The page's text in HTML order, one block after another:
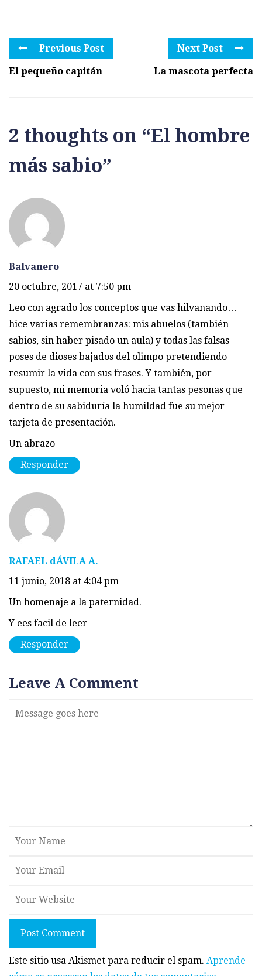
Previous Post
El pequeño capitán
Next Post
La mascota perfecta
2 thoughts on “El hombre
más sabio”
Balvanero
20 octubre, 2017 at 7:50 pm
Leo con agrado los conceptos que vas hilvanando…
hice varias remembranzas: mis abuelos (también
sabios, sin haber pisado un aula) y todas las falsas
poses de dioses bajados del olimpo pretendiendo
resumir la vida con sus frases. Y también, por
supuesto, mi memoria voló hacia tantas pesonas que
dentro de su sabiduría la humildad fue su mejor
tarjeta de presentación.
Un abrazo
Responder
RAFAEL dÁVILA A.
11 junio, 2018 at 4:04 pm
Un homenaje a la paternidad.
Y ees facil de leer
Responder
Leave A Comment
Post Comment
Este sitio usa Akismet para reducir el spam. Aprende